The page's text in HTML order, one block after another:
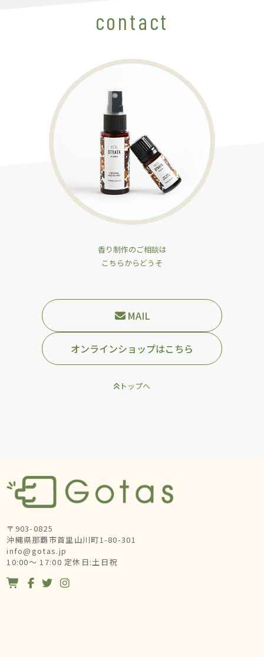
contact
香り制作のご相談は
こちらからどうそ
MAIL
オンラインショップはこちら
トップへ
〒903-0825
沖縄県那覇市首里山川町1-80-301
info@gotas.jp
10:00～ 17:00 定休日:土日祝
   